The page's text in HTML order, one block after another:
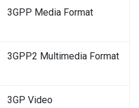
3GPP Media Format
3GPP2 Multimedia Format
3GP Video